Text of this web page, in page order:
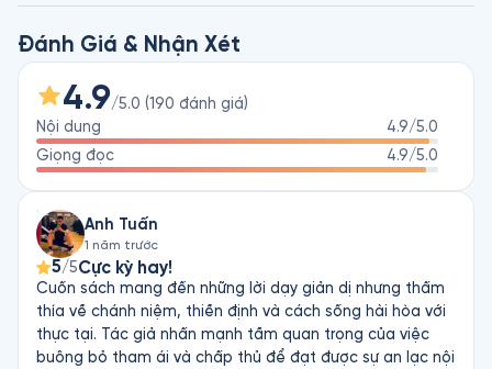
Đánh Giá & Nhận Xét
4.9/5.0 (190 đánh giá)
Nội dung
4.9/5.0
Giọng đọc
4.9/5.0
Anh Tuấn
1 năm trước
5/5Cực kỳ hay!
Cuốn sách mang đến những lời dạy giản dị nhưng thấm
thía về chánh niệm, thiền định và cách sống hài hòa với
thực tại. Tác giả nhấn mạnh tầm quan trọng của việc
buông bỏ tham ái và chấp thủ để đạt được sự an lạc nội